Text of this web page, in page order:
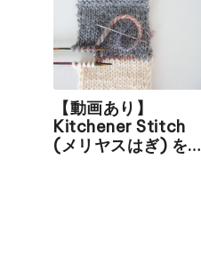
【動画あり】
Kitchener Stitch
(メリヤスはぎ) を正